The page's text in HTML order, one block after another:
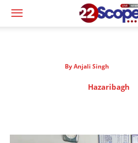
By Anjali Singh
Hazaribagh